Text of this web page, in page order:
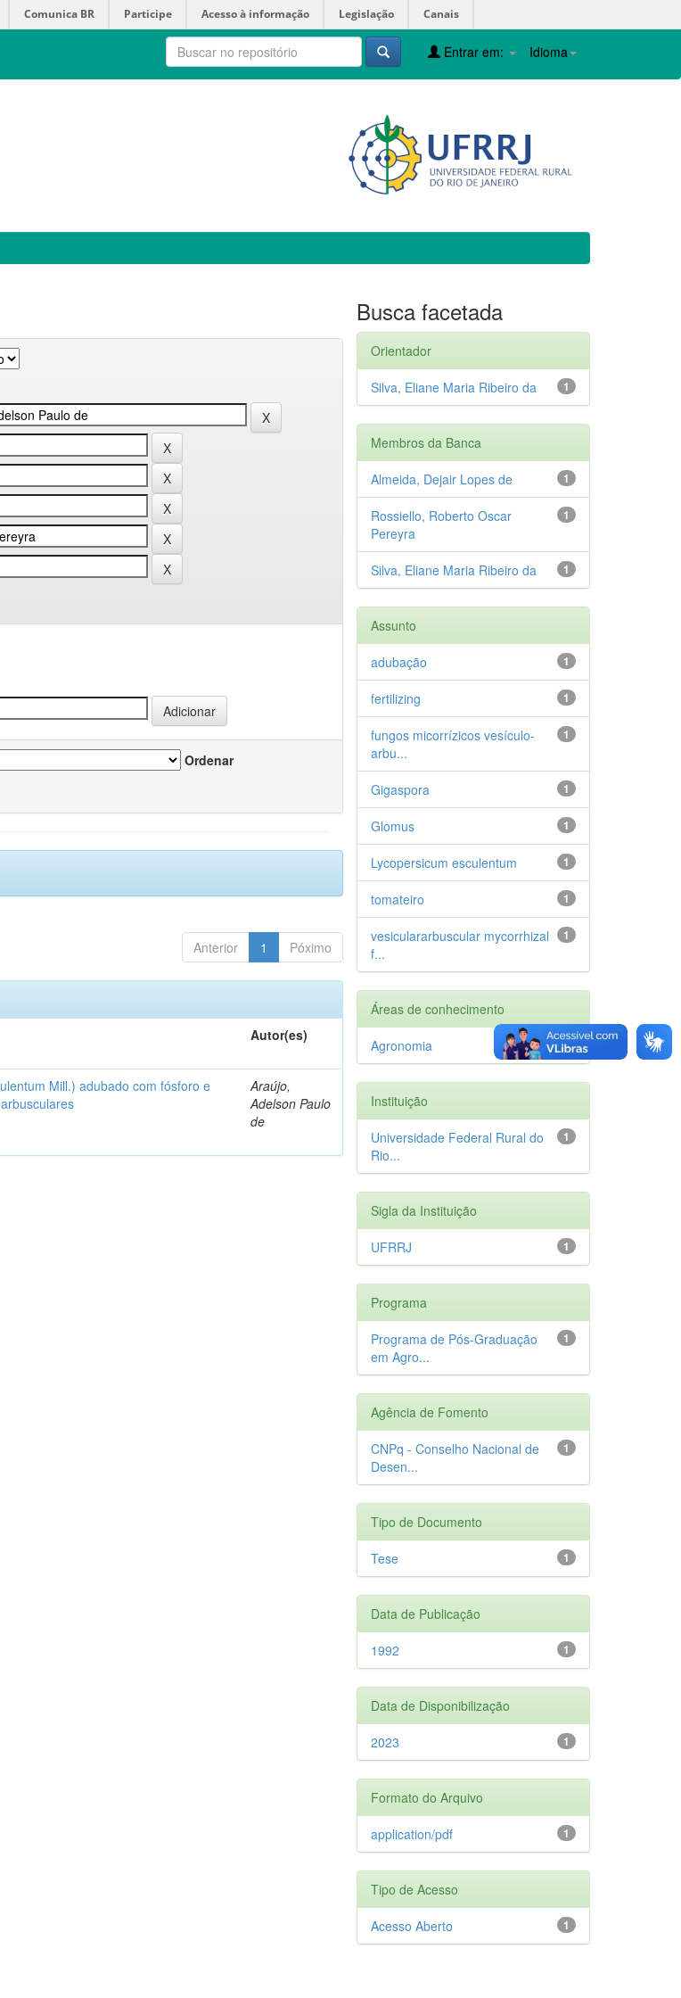
Comunica BR Participe Acesso à informação Legislação Canais
Idioma
Entrar em:
Ordenar
Anterior 1 Póximo
Autor(es)
Mill.) adubado com fósforo e
Araújo,
Adelson Paulo
de
Busca facetada
Orientador
1
Silva, Eliane Maria Ribeiro da
Membros da Banca
1
Almeida, Dejair Lopes de
1
Rossiello, Roberto Oscar
Pereyra
1
Silva, Eliane Maria Ribeiro da
Assunto
1
adubação
1
fertilizing
1
fungos micorrízicos vesículo-
arbu...
1
Gigaspora
1
Glomus
1
Lycopersicum esculentum
1
tomateiro
1
vesiculararbuscular mycorrhizal
f...
Áreas de conhecimento
1
Agronomia
Instituição
1
Universidade Federal Rural do
Rio...
Sigla da Instituição
1
UFRRJ
Programa
1
Programa de Pós-Graduação
em Agro...
Agência de Fomento
1
CNPq - Conselho Nacional de
Desen...
Tipo de Documento
1
Tese
Data de Publicação
1
1992
Data de Disponibilização
1
2023
Formato do Arquivo
1
application/pdf
Tipo de Acesso
1
Acesso Aberto